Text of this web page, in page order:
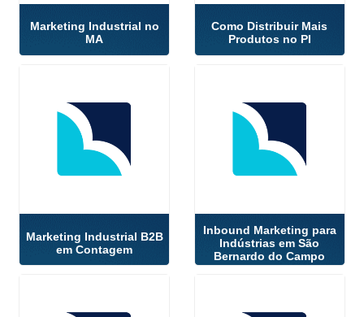
Marketing Industrial no
MA
Como Distribuir Mais
Produtos no PI
Marketing Industrial B2B
em Contagem
Inbound Marketing para
Indústrias em São
Bernardo do Campo